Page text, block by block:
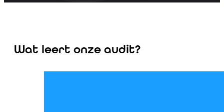
Wat leert onze audit?